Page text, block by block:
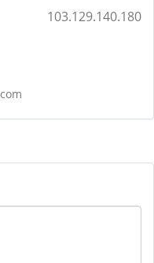
103.129.140.180